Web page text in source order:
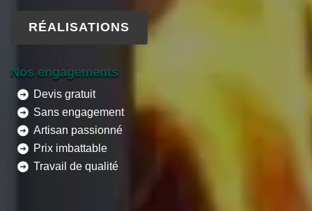
RÉALISATIONS
Nos engagements
Devis gratuit
Sans engagement
Artisan passionné
Prix imbattable
Travail de qualité